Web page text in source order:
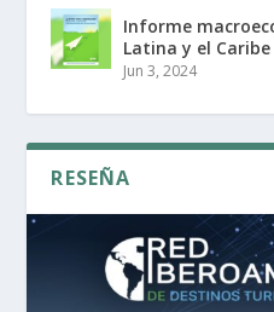
Informe
Latina y el Caribe
Jun 3, 2024
RESEÑA